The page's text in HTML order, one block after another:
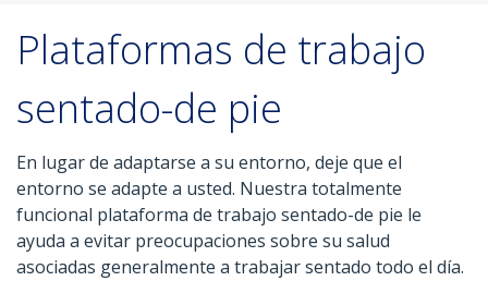
Plataformas de trabajo
sentado-de pie
En lugar de adaptarse a su entorno, deje que el
entorno se adapte a usted. Nuestra totalmente
funcional plataforma de trabajo sentado-de pie le
ayuda a evitar preocupaciones sobre su salud
asociadas generalmente a trabajar sentado todo el día.